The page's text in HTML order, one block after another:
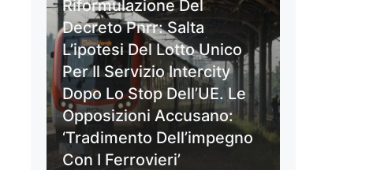
Riformulazione Del
Decreto Pnrr: Salta
L’ipotesi Del Lotto Unico
Per Il Servizio Intercity
Dopo Lo Stop Dell’UE. Le
Opposizioni Accusano:
‘Tradimento Dell’impegno
Con I Ferrovieri’